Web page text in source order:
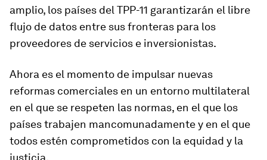
amplio, los países del TPP-11 garantizarán el libre
flujo de datos entre sus fronteras para los
proveedores de servicios e inversionistas.
Ahora es el momento de impulsar nuevas
reformas comerciales en un entorno multilateral
en el que se respeten las normas, en el que los
países trabajen mancomunadamente y en el que
todos estén comprometidos con la equidad y la
justicia.